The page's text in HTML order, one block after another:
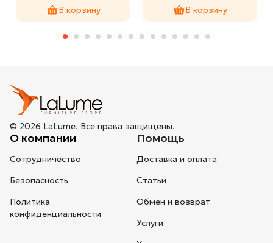
В корзину В корзину
© 2026 LaLume. Все права защищены.
О компании
Сотрудничество
Безопасность
Политика
конфиденциальности
Помощь
Доставка и оплата
Статьи
Обмен и возврат
Услуги